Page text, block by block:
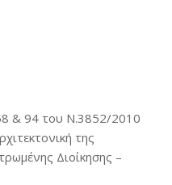
& 94 του Ν.3852/2010
της
Διοίκησης –